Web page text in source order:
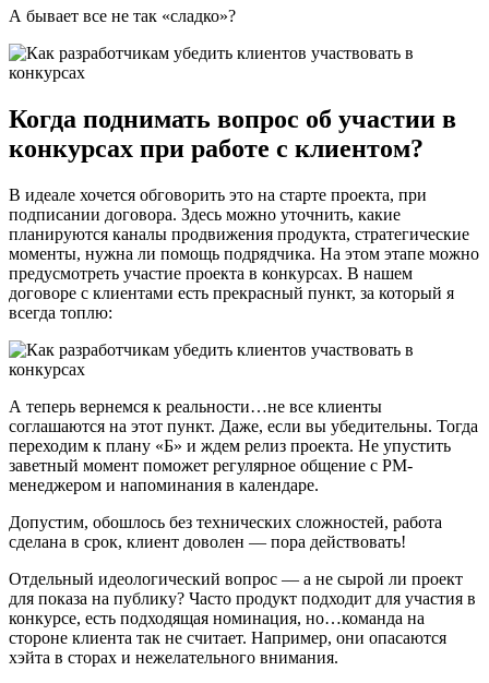
А бывает все не так «сладко»?
Когда поднимать вопрос об участии в
конкурсах при работе с клиентом?
В идеале хочется обговорить это на старте проекта, при
подписании договора. Здесь можно уточнить, какие
планируются каналы продвижения продукта, стратегические
моменты, нужна ли помощь подрядчика. На этом этапе можно
предусмотреть участие проекта в конкурсах. В нашем
договоре с клиентами есть прекрасный пункт, за который я
всегда топлю:
А теперь вернемся к реальности…не все клиенты
соглашаются на этот пункт. Даже, если вы убедительны. Тогда
переходим к плану «Б» и ждем релиз проекта. Не упустить
заветный момент поможет регулярное общение с PM-
менеджером и напоминания в календаре.
Допустим, обошлось без технических сложностей, работа
сделана в срок, клиент доволен — пора действовать!
Отдельный идеологический вопрос — а не сырой ли проект
для показа на публику? Часто продукт подходит для участия в
конкурсе, есть подходящая номинация, но…команда на
стороне клиента так не считает. Например, они опасаются
хэйта в сторах и нежелательного внимания.